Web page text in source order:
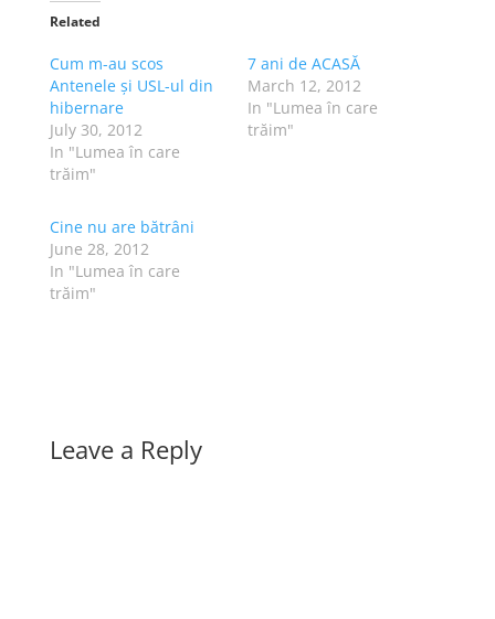
Related
Cum m-au scos
Antenele și USL-ul din
hibernare
July 30, 2012
In "Lumea în care
trăim"
7 ani de ACASĂ
March 12, 2012
In "Lumea în care
trăim"
Cine nu are bătrâni
June 28, 2012
In "Lumea în care
trăim"
Leave a Reply